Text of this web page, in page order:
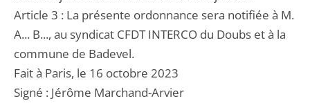
Article 3 : La présente ordonnance sera notifiée à M.
A... B..., au syndicat CFDT INTERCO du Doubs et à la
commune de Badevel.
Fait à Paris, le 16 octobre 2023
Signé : Jérôme Marchand-Arvier